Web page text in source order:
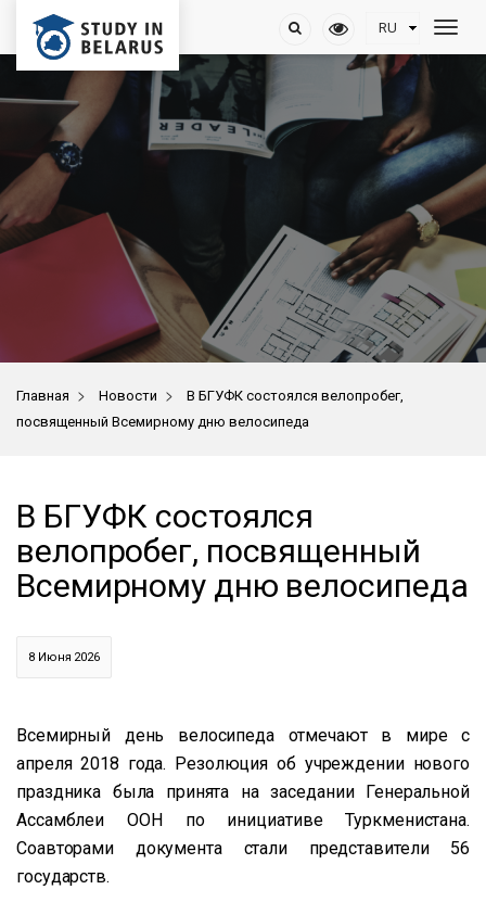
Главная > Новости >
В БГУФК состоялся велопробег,
посвященный Всемирному дню велосипеда
В БГУФК состоялся
велопробег, посвященный
Всемирному дню велосипеда
8 Июня 2026
Всемирный день велосипеда отмечают в мире с
апреля 2018 года. Резолюция об учреждении нового
праздника была принята на заседании Генеральной
Ассамблеи ООН по инициативе Туркменистана.
Соавторами документа стали представители 56
государств.